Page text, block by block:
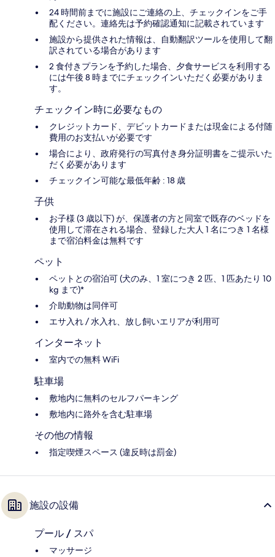
24 時間前までに施設にご連絡の上、チェックインをご手
配ください。連絡先は予約確認通知に記載されています
施設から提供された情報は、自動翻訳ツールを使用して翻
訳されている場合があります
2 食付きプランを予約した場合、夕食サービスを利用する
には午後 8 時までにチェックインいただく必要がありま
す。
チェックイン時に必要なもの
クレジットカード、デビットカードまたは現金による付随
費用のお支払いが必要です
場合により、政府発行の写真付き身分証明書をご提示いた
だく必要があります
チェックイン可能な最低年齢 : 18 歳
子供
お子様 (3 歳以下) が、保護者の方と同室で既存のベッドを
使用して滞在される場合、登録した大人 1 名につき 1 名様
まで宿泊料金は無料です
ペット
ペットとの宿泊可 (犬のみ、1 室につき 2 匹、1 匹あたり 10
kg まで)*
介助動物は同伴可
エサ入れ / 水入れ、放し飼いエリアが利用可
インターネット
室内での無料 WiFi
駐車場
敷地内に無料のセルフパーキング
敷地内に路外を含む駐車場
その他の情報
指定喫煙スペース (違反時は罰金)
施設の設備
プール / スパ
マッサージ